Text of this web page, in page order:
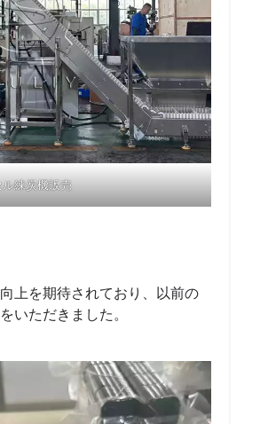
練炭機販売
上を期待されており、以前の
いただきました。